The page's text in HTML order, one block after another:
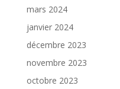
mars 2024
janvier 2024
décembre 2023
novembre 2023
octobre 2023